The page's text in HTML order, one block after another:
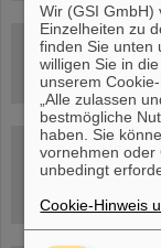
Wir (GSI GmbH)
Einzelheiten zu
finden Sie
willigen Sie in
unserem
„Alle zulassen
bestmögliche
haben. Sie
vornehmen oder
unbedingt
Cookie-Hinweis